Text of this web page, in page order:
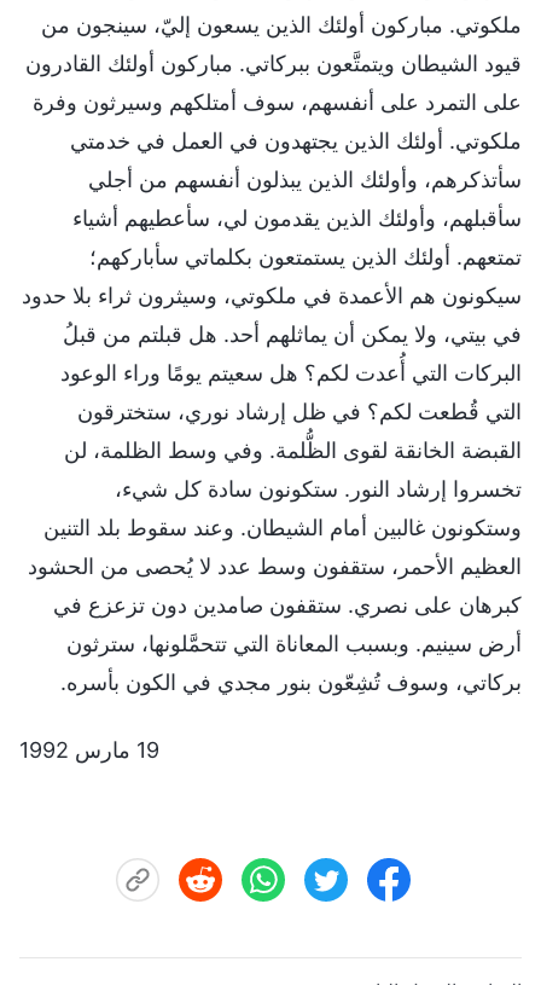
ملكوتي. مباركون أولئك الذين يسعون إليّ، سينجون من
قيود الشيطان ويتمتَّعون ببركاتي. مباركون أولئك القادرون
على التمرد على أنفسهم، سوف أمتلكهم وسيرثون وفرة
ملكوتي. أولئك الذين يجتهدون في العمل في خدمتي
سأتذكرهم، وأولئك الذين يبذلون أنفسهم من أجلي
سأقبلهم، وأولئك الذين يقدمون لي، سأعطيهم أشياء
تمتعهم. أولئك الذين يستمتعون بكلماتي سأباركهم؛
سيكونون هم الأعمدة في ملكوتي، وسيثرون ثراء بلا حدود
في بيتي، ولا يمكن أن يماثلهم أحد. هل قبلتم من قبلُ
البركات التي أُعدت لكم؟ هل سعيتم يومًا وراء الوعود
التي قُطعت لكم؟ في ظل إرشاد نوري، ستخترقون
القبضة الخانقة لقوى الظُّلمة. وفي وسط الظلمة، لن
تخسروا إرشاد النور. ستكونون سادة كل شيء،
وستكونون غالبين أمام الشيطان. وعند سقوط بلد التنين
العظيم الأحمر، ستقفون وسط عدد لا يُحصى من الحشود
كبرهان على نصري. ستقفون صامدين دون تزعزع في
أرض سينيم. وبسبب المعاناة التي تتحمَّلونها، سترثون
بركاتي، وسوف تُشِعّون بنور مجدي في الكون بأسره.
19 مارس 1992